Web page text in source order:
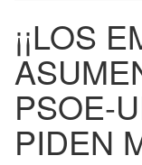
¡¡LOS
PSOE-
PIDEN